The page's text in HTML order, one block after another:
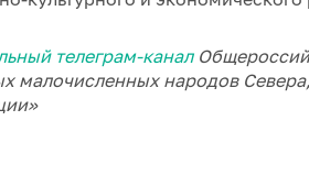
телеграм-канал
малочисленных народов